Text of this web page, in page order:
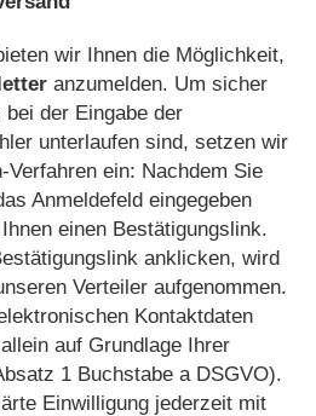
wir Ihnen die Möglichkeit,
anzumelden. Um sicher
der Eingabe der
unterlaufen sind, setzen wir
ein: Nachdem Sie
Anmeldefeld eingegeben
einen Bestätigungslink.
anklicken, wird
Verteiler aufgenommen.
Kontaktdaten
auf Grundlage Ihrer
1 Buchstabe a DSGVO).
Einwilligung jederzeit mit